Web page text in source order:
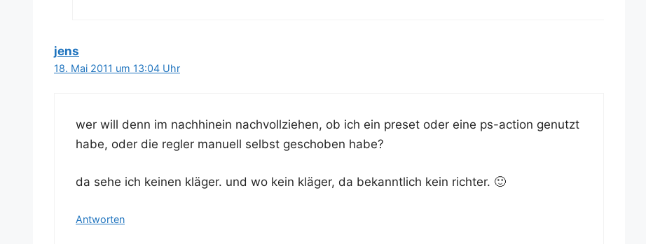
jens
18. Mai 2011 um 13:04 Uhr
wer will denn im nach­hin­ein nach­voll­zie­hen, ob ich ein pre­set oder eine ps-action genutzt
habe, oder die reg­ler manu­ell selbst gescho­ben habe?
da sehe ich kei­nen klä­ger. und wo kein klä­ger, da bekannt­lich kein richter. 🙂
Antworten